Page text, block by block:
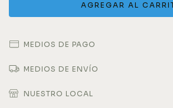
MEDIOS DE PAGO
MEDIOS DE ENVÍO
NUESTRO LOCAL